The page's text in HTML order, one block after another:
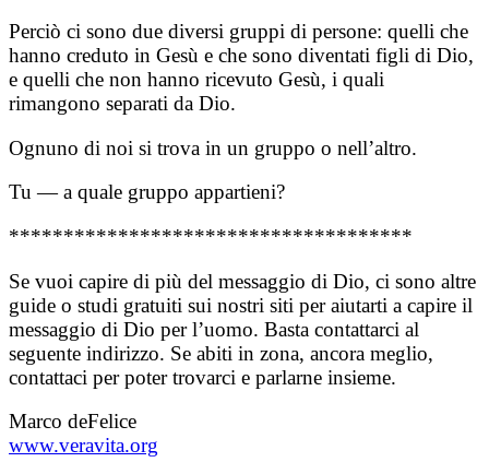
Perciò ci sono due diversi gruppi di persone: quelli che
hanno creduto in Gesù e che sono diventati figli di Dio,
e quelli che non hanno ricevuto Gesù, i quali
rimangono separati da Dio.
Ognuno di noi si trova in un gruppo o nell’altro.
Tu — a quale gruppo appartieni?
*************************************
Se vuoi capire di più del messaggio di Dio, ci sono altre
guide o studi gratuiti sui nostri siti per aiutarti a capire il
messaggio di Dio per l’uomo. Basta contattarci al
seguente indirizzo. Se abiti in zona, ancora meglio,
contattaci per poter trovarci e parlarne insieme.
Marco deFelice
www.veravita.org